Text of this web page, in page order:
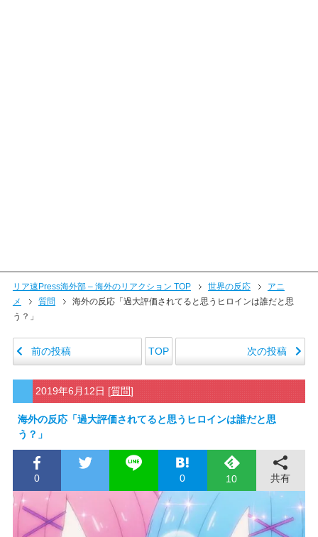
リア速Press海外部 – 海外のリアクション TOP 世界の反応
アニ
メ
質問
海外の反応「過大評価されてると思うヒロインは誰だと思
う？」
前の投稿 TOP 次の投稿
2019年6月12日 [質問]
海外の反応「過大評価されてると思うヒロインは誰だと思
う？」
0 0 10 共有